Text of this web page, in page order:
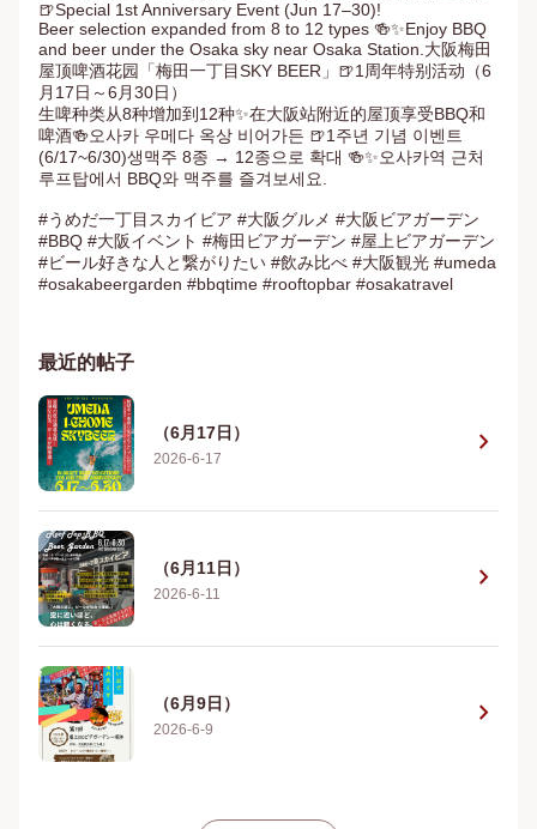
🍺Special 1st Anniversary Event (Jun 17–30)!
Beer selection expanded from 8 to 12 types 🍻✨Enjoy BBQ
and beer under the Osaka sky near Osaka Station.大阪梅田
屋顶啤酒花园「梅田一丁目SKY BEER」🍺1周年特别活动（6
月17日～6月30日）
生啤种类从8种增加到12种✨在大阪站附近的屋顶享受BBQ和
啤酒🍻오사카 우메다 옥상 비어가든 🍺1주년 기념 이벤트
(6/17~6/30)생맥주 8종 → 12종으로 확대 🍻✨오사카역 근처
루프탑에서 BBQ와 맥주를 즐겨보세요.
#うめだ一丁目スカイビア #大阪グルメ #大阪ビアガーデン
#BBQ #大阪イベント #梅田ビアガーデン #屋上ビアガーデン
#ビール好きな人と繋がりたい #飲み比べ #大阪観光 #umeda
#osakabeergarden #bbqtime #rooftopbar #osakatravel
最近的帖子
（6月17日）
2026-6-17 chevron_right
（6月11日）
2026-6-11 chevron_right
（6月9日）
2026-6-9 chevron_right